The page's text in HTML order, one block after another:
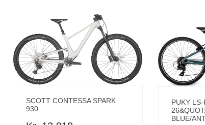
SCOTT CONTESSA SPARK
930
PUKY
BLUE/